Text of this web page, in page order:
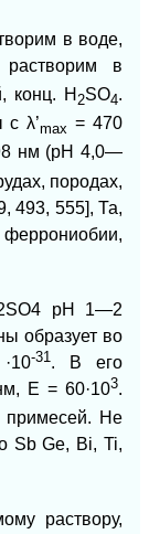
в воде,
в
конц. H 2SO4.
сλ’mах = 470
нм (рН 4,0—
породах,
493, 555], Та,
рН 1—2
образует во
-31 . В его
E = 60·103.
примесей. Не
Sb Ge, Bi, Ti,
раствору,